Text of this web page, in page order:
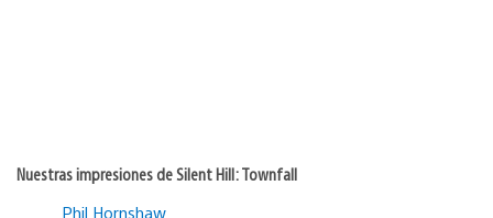
Nuestras impresiones de Silent Hill: Townfall
Phil Hornshaw